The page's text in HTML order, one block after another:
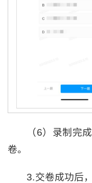
（6）录制完
卷。
3.交卷成功后